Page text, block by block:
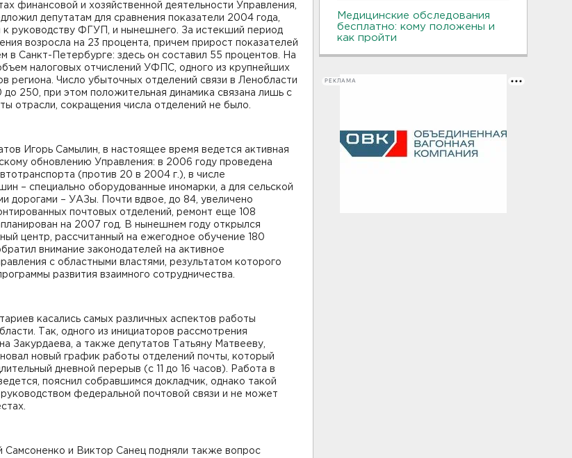
финансовой и хозяйственной деятельности Управления,
депутатам для сравнения показатели 2004 года,
к руководству ФГУП, и нынешнего. За истекший период
возросла на 23 процента, причем прирост показателей
в Санкт-Петербурге: здесь он составил 55 процентов. На
налоговых отчислений УФПС, одного из крупнейших
региона. Число убыточных отделений связи в Ленобласти
250, при этом положительная динамика связана лишь с
отрасли, сокращения числа отделений не было.
Игорь Самылин, в настоящее время ведется активная
обновлению Управления: в 2006 году проведена
(против 20 в 2004 г.), в числе
– специально оборудованные иномарки, а для сельской
дорогами – УАЗы. Почти вдвое, до 84, увеличено
почтовых отделений, ремонт еще 108
на 2007 год. В нынешнем году открылся
центр, рассчитанный на ежегодное обучение 180
внимание законодателей на активное
с областными властями, результатом которого
развития взаимного сотрудничества.
касались самых различных аспектов работы
Так, одного из инициаторов рассмотрения
Закурдаева, а также депутатов Татьяну Матвееву,
новый график работы отделений почты, который
дневной перерыв (с 11 до 16 часов). Работа в
пояснил собравшимся докладчик, однако такой
федеральной почтовой связи и не может
Самсоненко и Виктор Санец подняли также вопрос
Медицинские обследования
бесплатно: кому положены и
как пройти
РЕКЛАМА